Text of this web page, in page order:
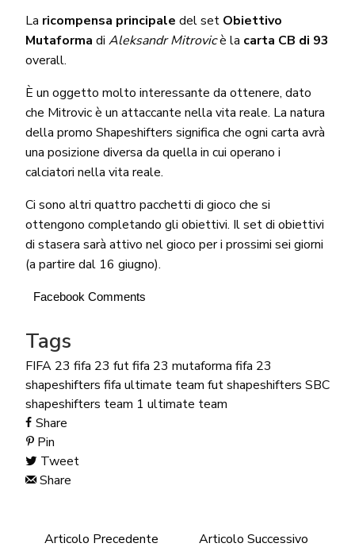
La ricompensa principale del set Obiettivo
Mutaforma di Aleksandr Mitrovicè la carta CB di 93
overall.
È un oggetto molto interessante da ottenere, dato
che Mitrovic è un attaccante nella vita reale. La natura
della promo Shapeshifters significa che ogni carta avrà
una posizione diversa da quella in cui operano i
calciatori nella vita reale.
Ci sono altri quattro pacchetti di gioco che si
ottengono completando gli obiettivi. Il set di obiettivi
di stasera sarà attivo nel gioco per i prossimi sei giorni
(a partire dal 16 giugno).
Facebook Comments
Tags
FIFA 23 fifa 23 futfifa 23 mutaforma fifa 23
shapeshifters fifa ultimate team futshapeshifters SBC
shapeshifters team 1 ultimate team
Share
Pin
Tweet
Share
Articolo Precedente
Articolo Successivo